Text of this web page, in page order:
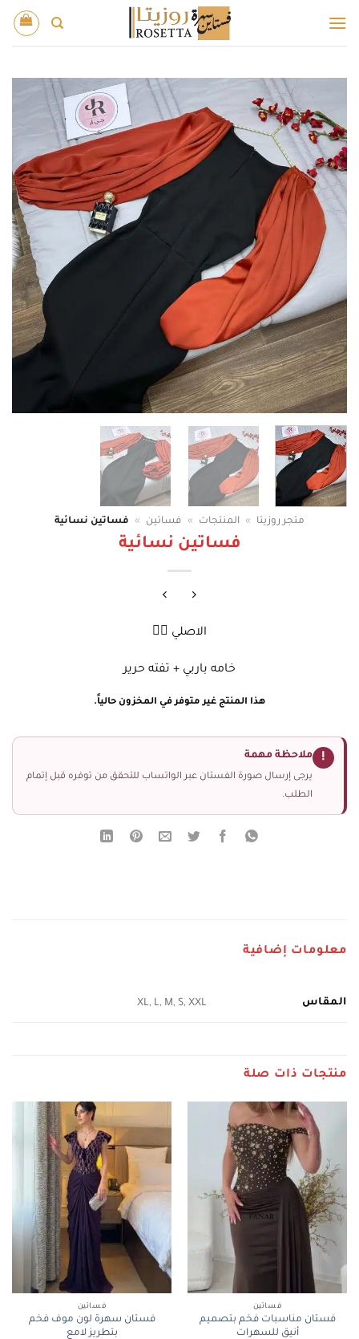
للمحتوى
متجر روزيتا » المنتجات » فساتين » فساتين نسائية
فساتين نسائية
الاصلي ❤️‍🔥
خامه باربي + تفته حرير
هذا المنتج غير متوفر في المخزون حالياً.
! ملاحظة مهمة
يرجى إرسال صورة الفستان عبر الواتساب للتحقق من توفره قبل إتمام
الطلب.
معلومات إضافية
المقاس XL, L, M, S, XXL
منتجات ذات صلة
فساتين
فستان مناسبات فخم بتصميم
أنيق للسهرات
فساتين
فستان سهرة لون موف فخم
بتطريز لامع